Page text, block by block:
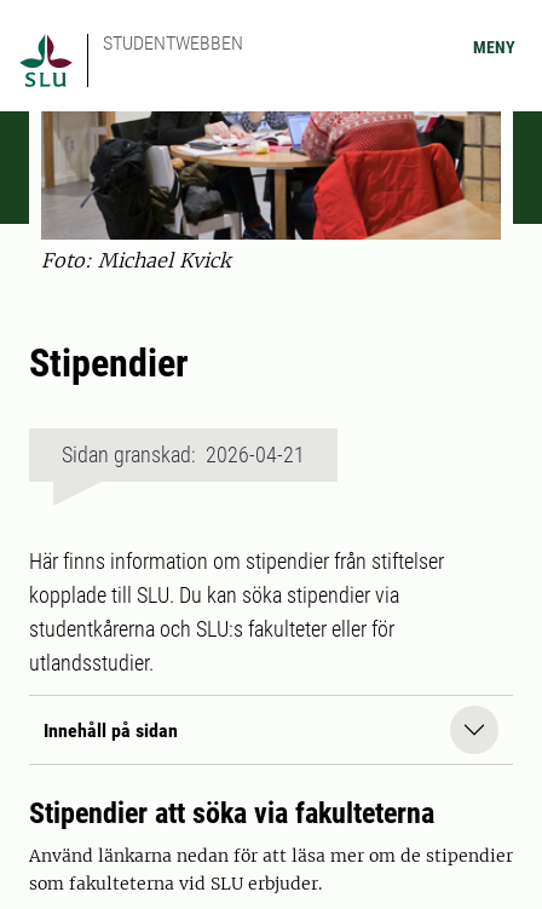
STUDENTWEBBEN MENY
Foto: Michael Kvick
Stipendier
Sidan granskad: 2026-04-21
Här finns information om stipendier från stiftelser
kopplade till SLU. Du kan söka stipendier via
studentkårerna och SLU:s fakulteter eller för
utlandsstudier.
Innehåll på sidan
Stipendier att söka via fakulteterna
Använd länkarna nedan för att läsa mer om de stipendier
som fakulteterna vid SLU erbjuder.